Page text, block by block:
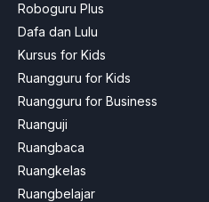
Roboguru Plus
Dafa dan Lulu
Kursus for Kids
Ruangguru for Kids
Ruangguru for Business
Ruanguji
Ruangbaca
Ruangkelas
Ruangbelajar